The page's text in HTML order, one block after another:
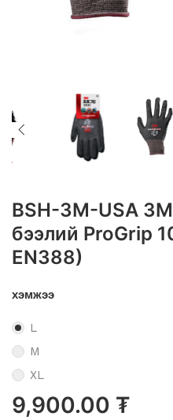
BSH-3M-USA
бээлий ProGrip
EN388)
хэмжээ
L
M
XL
9,900.00 ₮